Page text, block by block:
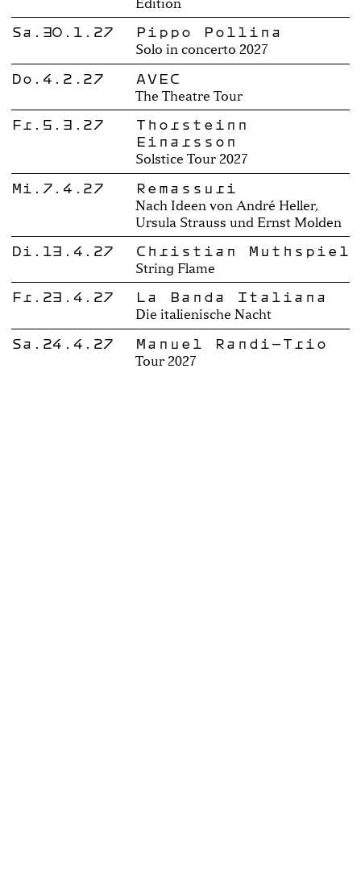
Sa.30.1.27 Pippo Pollina
Solo in concerto 2027
Do.4.2.27 AVEC
The Theatre Tour
Fr.5.3.27
Thorsteinn
Einarsson
Solstice Tour 2027
Mi.7.4.27 Remassuri
Nach Ideen von André Heller,
Ursula Strauss und Ernst Molden
Di.13.4.27 Christian Muthspiel
String Flame
Fr.23.4.27 La Banda Italiana
Die italienische Nacht
Sa.24.4.27 Manuel Randi-Trio
Tour 2027